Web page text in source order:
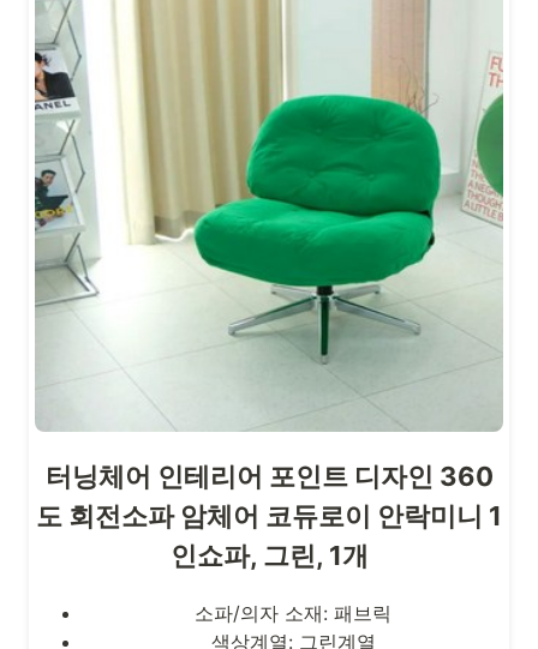
터닝체어 인테리어 포인트 디자인 360
도 회전소파 암체어 코듀로이 안락미니 1
인쇼파, 그린, 1개
소파/의자 소재: 패브릭
색상계열: 그린계열